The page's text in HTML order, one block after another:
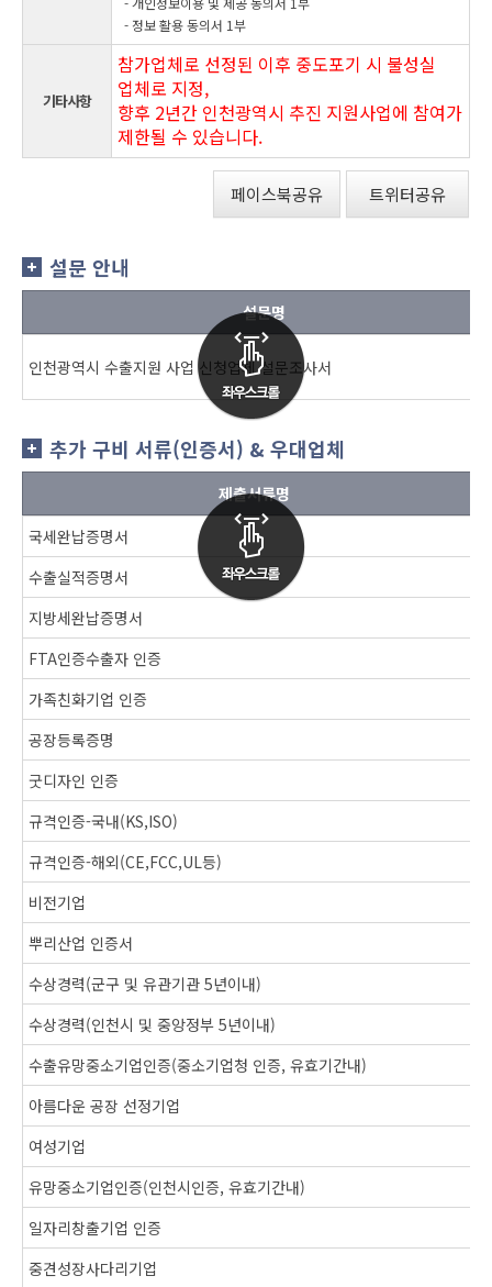
- 정보 활용 동의서 1부
기타사항
참가업체로 선정된 이후 중도포기 시 불성실
업체로 지정,
향후 2년간 인천광역시 추진 지원사업에 참여가
제한될 수 있습니다.
페이스북공유 트위터공유
설문 안내
설문명
인천광역시 수출지원 사업 신청업체 설문조사서
추가 구비 서류(인증서) & 우대업체
제출서류명
국세완납증명서
수출실적증명서
지방세완납증명서
FTA인증수출자 인증
가족친화기업 인증
공장등록증명
굿디자인 인증
규격인증-국내(KS,ISO)
규격인증-해외(CE,FCC,UL등)
비전기업
뿌리산업 인증서
수상경력(군구 및 유관기관 5년이내)
수상경력(인천시 및 중앙정부 5년이내)
수출유망중소기업인증(중소기업청 인증, 유효기간내)
아름다운 공장 선정기업
여성기업
유망중소기업인증(인천시인증, 유효기간내)
일자리창출기업 인증
중견성장사다리기업